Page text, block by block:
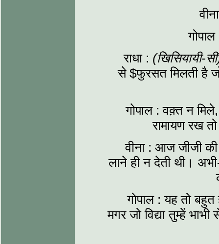
राधा : (खिसियायी-
से $फुरसत मिलती है
गोपाल : वक़्त न
रामायण रख
वीना : आज जीजी की
लाने ही न देती थी।
गोपाल : यह तो
मगर जो विद्या तुम्हें